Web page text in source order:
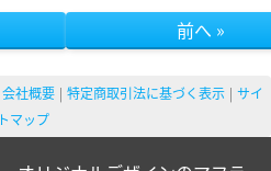
前へ »
会社概要 特定商取引法に基づく表示
サイ
トマップ